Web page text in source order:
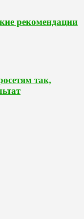
рекомендации
так,